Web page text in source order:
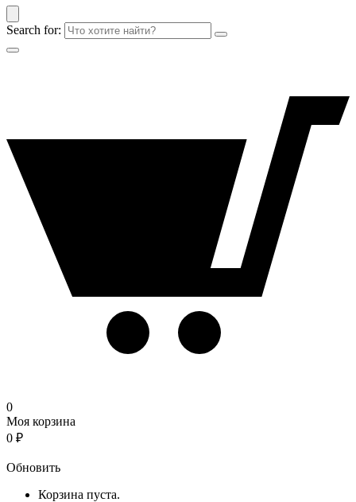
Search for:
0
Моя корзина
0 ₽
Обновить
Корзина пуста.